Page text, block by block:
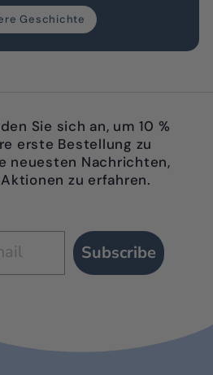
Geschichte
Sie sich an, um 10 %
erste Bestellung zu
neuesten Nachrichten,
zu erfahren.
Subscribe